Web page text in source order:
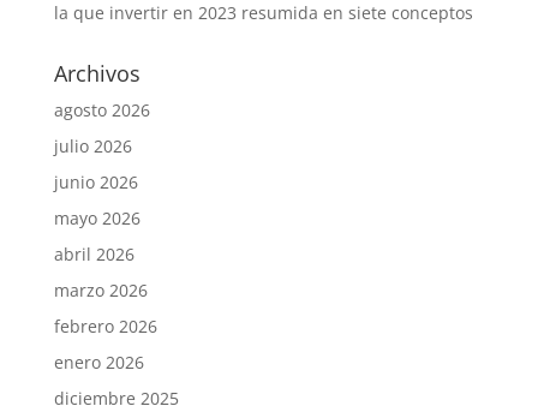
la que invertir en 2023 resumida en siete conceptos
Archivos
agosto 2026
julio 2026
junio 2026
mayo 2026
abril 2026
marzo 2026
febrero 2026
enero 2026
diciembre 2025